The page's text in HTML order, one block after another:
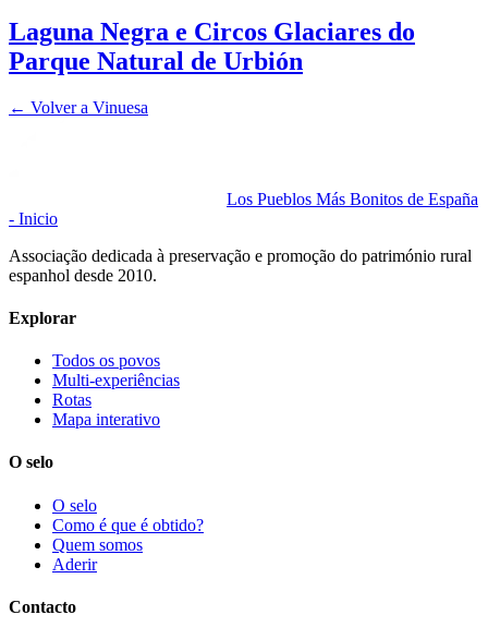
Laguna Negra e Circos Glaciares do
Parque Natural de Urbión
← Volver a Vinuesa
Los Pueblos Más Bonitos de España
- Inicio
Associação dedicada à preservação e promoção do património rural
espanhol desde 2010.
Explorar
Todos os povos
Multi-experiências
Rotas
Mapa interativo
O selo
O selo
Como é que é obtido?
Quem somos
Aderir
Contacto